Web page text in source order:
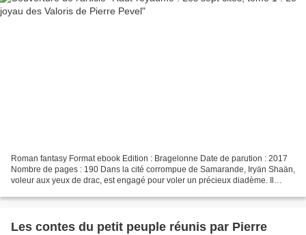
Roman fantasy Format ebook Edition : Bragelonne Date de parution : 2017
Nombre de pages : 190 Dans la cité corrompue de Samarande, Iryän Shaän,
voleur aux yeux de drac, est engagé pour voler un précieux diadème. Il
Les contes du petit peuple réunis par Pierre